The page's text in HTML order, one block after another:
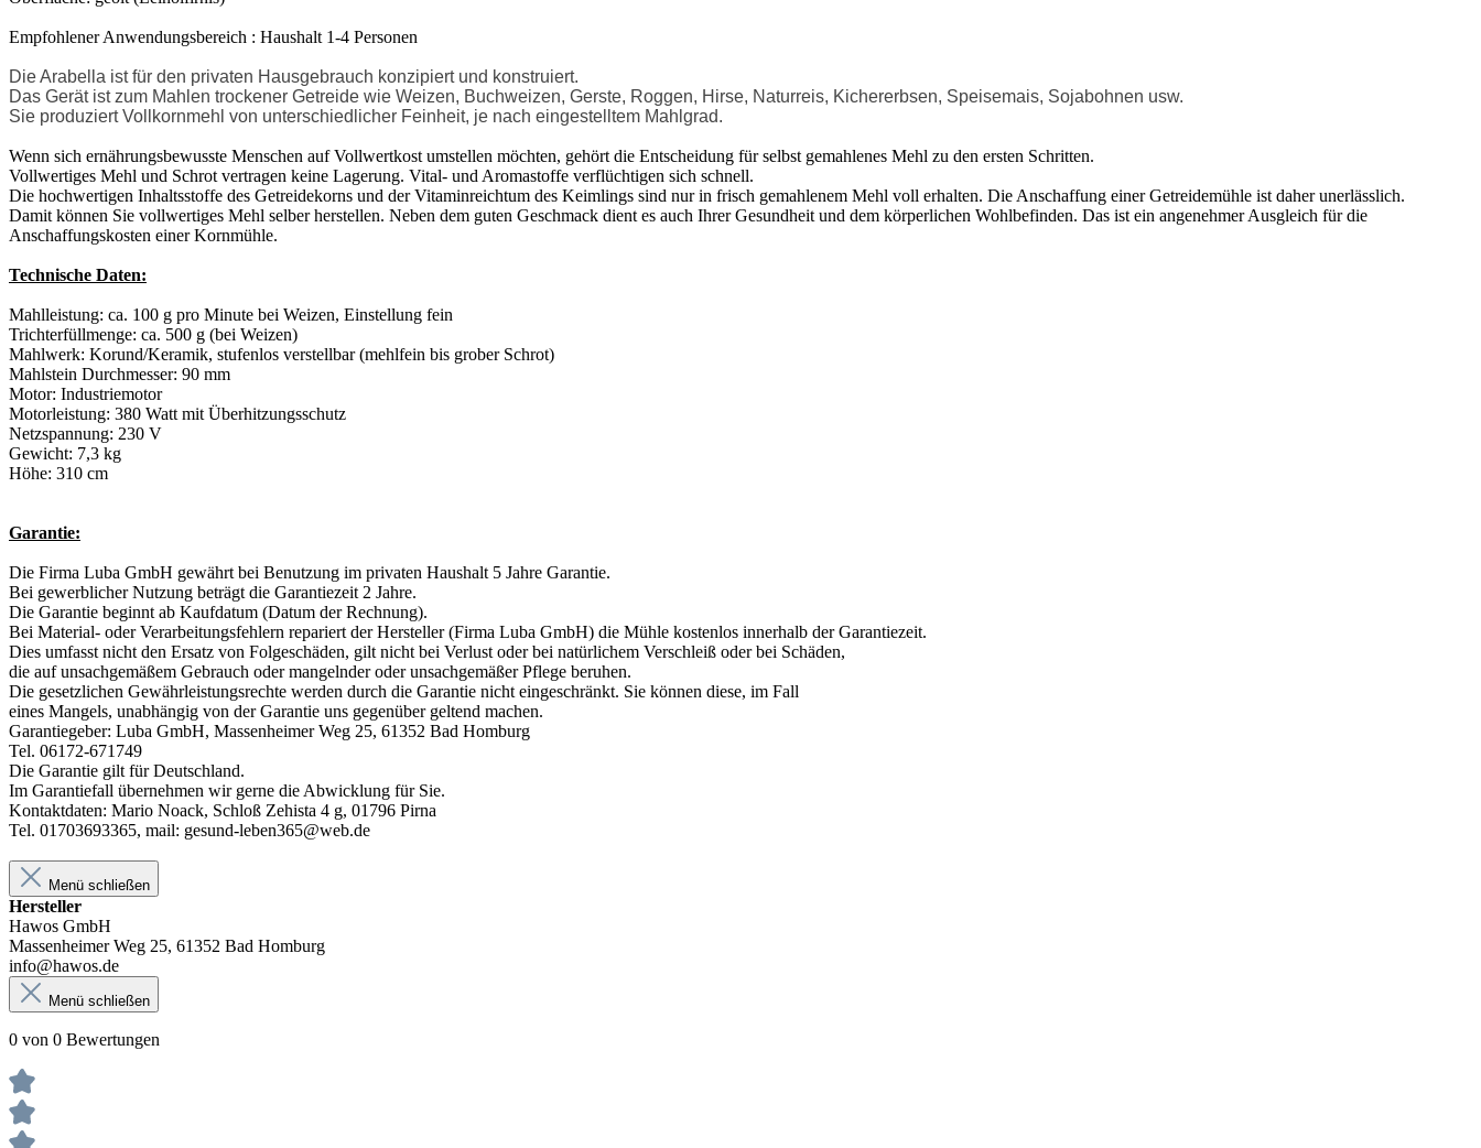
Empfohlener Anwendungsbereich : Haushalt 1-4 Personen
Die Arabella ist für den privaten Hausgebrauch konzipiert und konstruiert.
Das Gerät ist zum Mahlen trockener Getreide wie Weizen, Buchweizen, Gerste, Roggen, Hirse, Naturreis, Kichererbsen, Speisemais, Sojabohnen usw.
Sie produziert Vollkornmehl von unterschiedlicher Feinheit, je nach eingestelltem Mahlgrad.
Wenn sich ernährungsbewusste Menschen auf Vollwertkost umstellen möchten, gehört die Entscheidung für selbst gemahlenes Mehl zu den ersten Schritten.
Vollwertiges Mehl und Schrot vertragen keine Lagerung. Vital- und Aromastoffe verflüchtigen sich schnell.
Die hochwertigen Inhaltsstoffe des Getreidekorns und der Vitaminreichtum des Keimlings sind nur in frisch gemahlenem Mehl voll erhalten. Die Anschaffung einer Getreidemühle ist daher unerlässlich.
Damit können Sie vollwertiges Mehl selber herstellen. Neben dem guten Geschmack dient es auch Ihrer Gesundheit und dem körperlichen Wohlbefinden. Das ist ein angenehmer Ausgleich für die
Anschaffungskosten einer Kornmühle.
Technische Daten:
Mahlleistung: ca. 100 g pro Minute bei Weizen, Einstellung fein
Trichterfüllmenge: ca. 500 g (bei Weizen)
Mahlwerk: Korund/Keramik, stufenlos verstellbar (mehlfein bis grober Schrot)
Mahlstein Durchmesser: 90 mm
Motor: Industriemotor
Motorleistung: 380 Watt mit Überhitzungsschutz
Netzspannung: 230 V
Gewicht: 7,3 kg
Höhe: 310 cm
Garantie:
Die Firma Luba GmbH gewährt bei Benutzung im privaten Haushalt 5 Jahre Garantie.
Bei gewerblicher Nutzung beträgt die Garantiezeit 2 Jahre.
Die Garantie beginnt ab Kaufdatum (Datum der Rechnung).
Bei Material- oder Verarbeitungsfehlern repariert der Hersteller (Firma Luba GmbH) die Mühle kostenlos innerhalb der Garantiezeit.
Dies umfasst nicht den Ersatz von Folgeschäden, gilt nicht bei Verlust oder bei natürlichem Verschleiß oder bei Schäden,
die auf unsachgemäßem Gebrauch oder mangelnder oder unsachgemäßer Pflege beruhen.
Die gesetzlichen Gewährleistungsrechte werden durch die Garantie nicht eingeschränkt. Sie können diese, im Fall
eines Mangels, unabhängig von der Garantie uns gegenüber geltend machen.
Garantiegeber: Luba GmbH, Massenheimer Weg 25, 61352 Bad Homburg
Tel. 06172-671749
Die Garantie gilt für Deutschland.
Im Garantiefall übernehmen wir gerne die Abwicklung für Sie.
Kontaktdaten: Mario Noack, Schloß Zehista 4 g, 01796 Pirna
Tel. 01703693365, mail: gesund-leben365@web.de
Menü schließen
Hersteller
Hawos GmbH
Massenheimer Weg 25, 61352 Bad Homburg
info@hawos.de
Menü schließen
0 von 0 Bewertungen